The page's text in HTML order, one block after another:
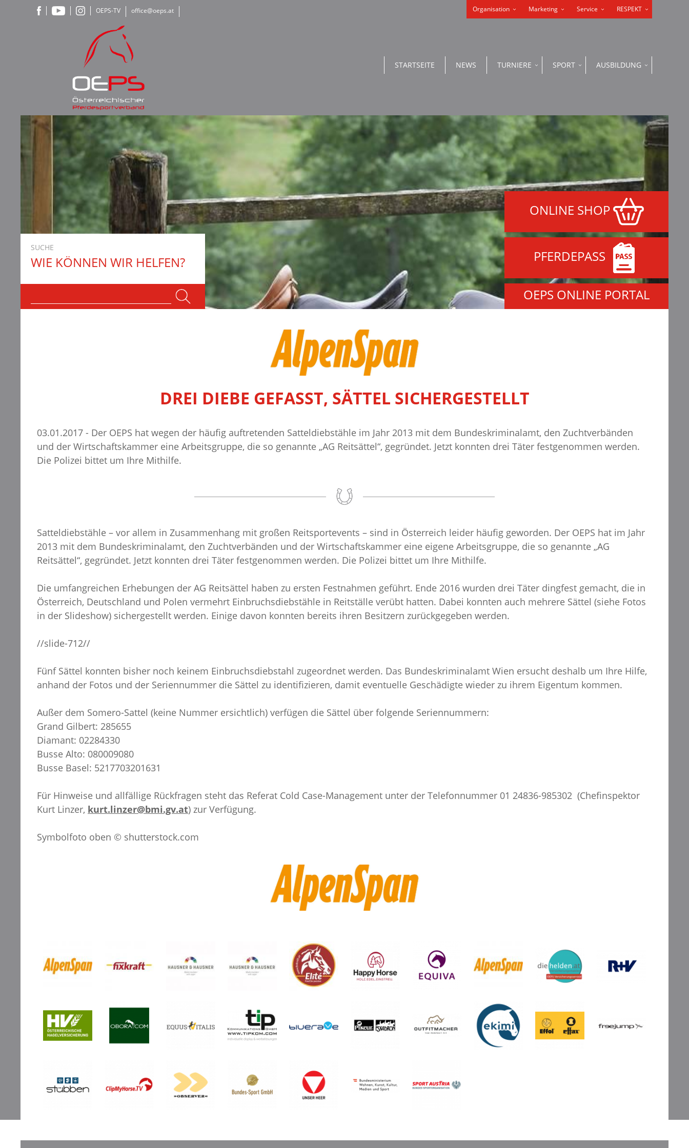
Organisation Marketing Service RESPEKT
STARTSEITE NEWS TURNIERE SPORT AUSBILDUNG
OEPS-TV office@oeps.at
ONLINE SHOP
PFERDEPASS
OEPS ONLINE PORTAL
SUCHE
WIE KÖNNEN WIR HELFEN?
DREI DIEBE GEFASST, SÄTTEL SICHERGESTELLT
03.01.2017 - Der OEPS hat wegen der häufig auftretenden Satteldiebstähle im Jahr 2013 mit dem Bundeskriminalamt, den Zuchtverbänden
und der Wirtschaftskammer eine Arbeitsgruppe, die so genannte „AG Reitsättel“, gegründet. Jetzt konnten drei Täter festgenommen werden.
Die Polizei bittet um Ihre Mithilfe.
Satteldiebstähle – vor allem in Zusammenhang mit großen Reitsportevents – sind in Österreich leider häufig geworden. Der OEPS hat im Jahr
2013 mit dem Bundeskriminalamt, den Zuchtverbänden und der Wirtschaftskammer eine eigene Arbeitsgruppe, die so genannte „AG
Reitsättel“, gegründet. Jetzt konnten drei Täter festgenommen werden. Die Polizei bittet um Ihre Mithilfe.
Die umfangreichen Erhebungen der AG Reitsättel haben zu ersten Festnahmen geführt. Ende 2016 wurden drei Täter dingfest gemacht, die in
Österreich, Deutschland und Polen vermehrt Einbruchsdiebstähle in Reitställe verübt hatten. Dabei konnten auch mehrere Sättel (siehe Fotos
in der Slideshow) sichergestellt werden. Einige davon konnten bereits ihren Besitzern zurückgegeben werden.
//slide-712//
Fünf Sättel konnten bisher noch keinem Einbruchsdiebstahl zugeordnet werden. Das Bundeskriminalamt Wien ersucht deshalb um Ihre Hilfe,
anhand der Fotos und der Seriennummer die Sättel zu identifizieren, damit eventuelle Geschädigte wieder zu ihrem Eigentum kommen.
Außer dem Somero-Sattel (keine Nummer ersichtlich) verfügen die Sättel über folgende Seriennummern:
Grand Gilbert: 285655
Diamant: 02284330
Busse Alto: 080009080
Busse Basel: 5217703201631
Für Hinweise und allfällige Rückfragen steht das Referat Cold Case-Management unter der Telefonnummer 01 24836-985302 (Chefinspektor
Kurt Linzer, kurt.linzer@bmi.gv.at) zur Verfügung.
Symbolfoto oben © shutterstock.com